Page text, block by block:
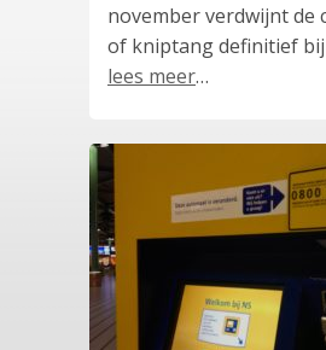
november verdwijnt de
of kniptang definitief bij
lees meer…